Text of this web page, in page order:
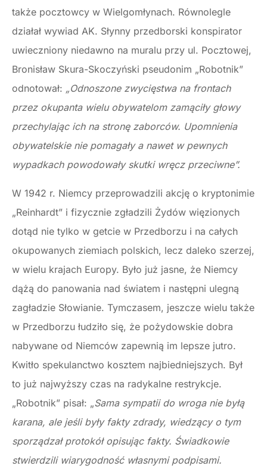
także pocztowcy w Wielgomłynach. Równolegle
działał wywiad AK. Słynny przedborski konspirator
uwieczniony niedawno na muralu przy ul. Pocztowej,
Bronisław Skura-Skoczyński pseudonim „Robotnik”
odnotował: „Odnoszone zwycięstwa na frontach
przez okupanta wielu obywatelom zamąciły głowy
przechylając ich na stronę zaborców. Upomnienia
obywatelskie nie pomagały a nawet w pewnych
wypadkach powodowały skutki wręcz przeciwne”.
W 1942 r. Niemcy przeprowadzili akcję o kryptonimie
„Reinhardt” i fizycznie zgładzili Żydów więzionych
dotąd nie tylko w getcie w Przedborzu i na całych
okupowanych ziemiach polskich, lecz daleko szerzej,
w wielu krajach Europy. Było już jasne, że Niemcy
dążą do panowania nad światem i następni ulegną
zagładzie Słowianie. Tymczasem, jeszcze wielu także
w Przedborzu łudziło się, że pożydowskie dobra
nabywane od Niemców zapewnią im lepsze jutro.
Kwitło spekulanctwo kosztem najbiedniejszych. Był
to już najwyższy czas na radykalne restrykcje.
„Robotnik” pisał: „Sama sympatii do wroga nie byłą
karana, ale jeśli były fakty zdrady, wiedzący o tym
sporządzał protokół opisując fakty. Świadkowie
stwierdzili wiarygodność własnymi podpisami.